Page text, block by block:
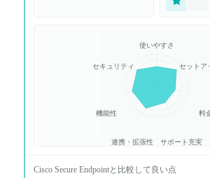
使いやすさ
セットア
料
サポート充実
連携・拡張性
機能性
セキュリティ
Cisco Secure Endpointと比較して良い点